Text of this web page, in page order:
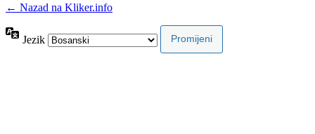
← Nazad na Kliker.info
Jezik